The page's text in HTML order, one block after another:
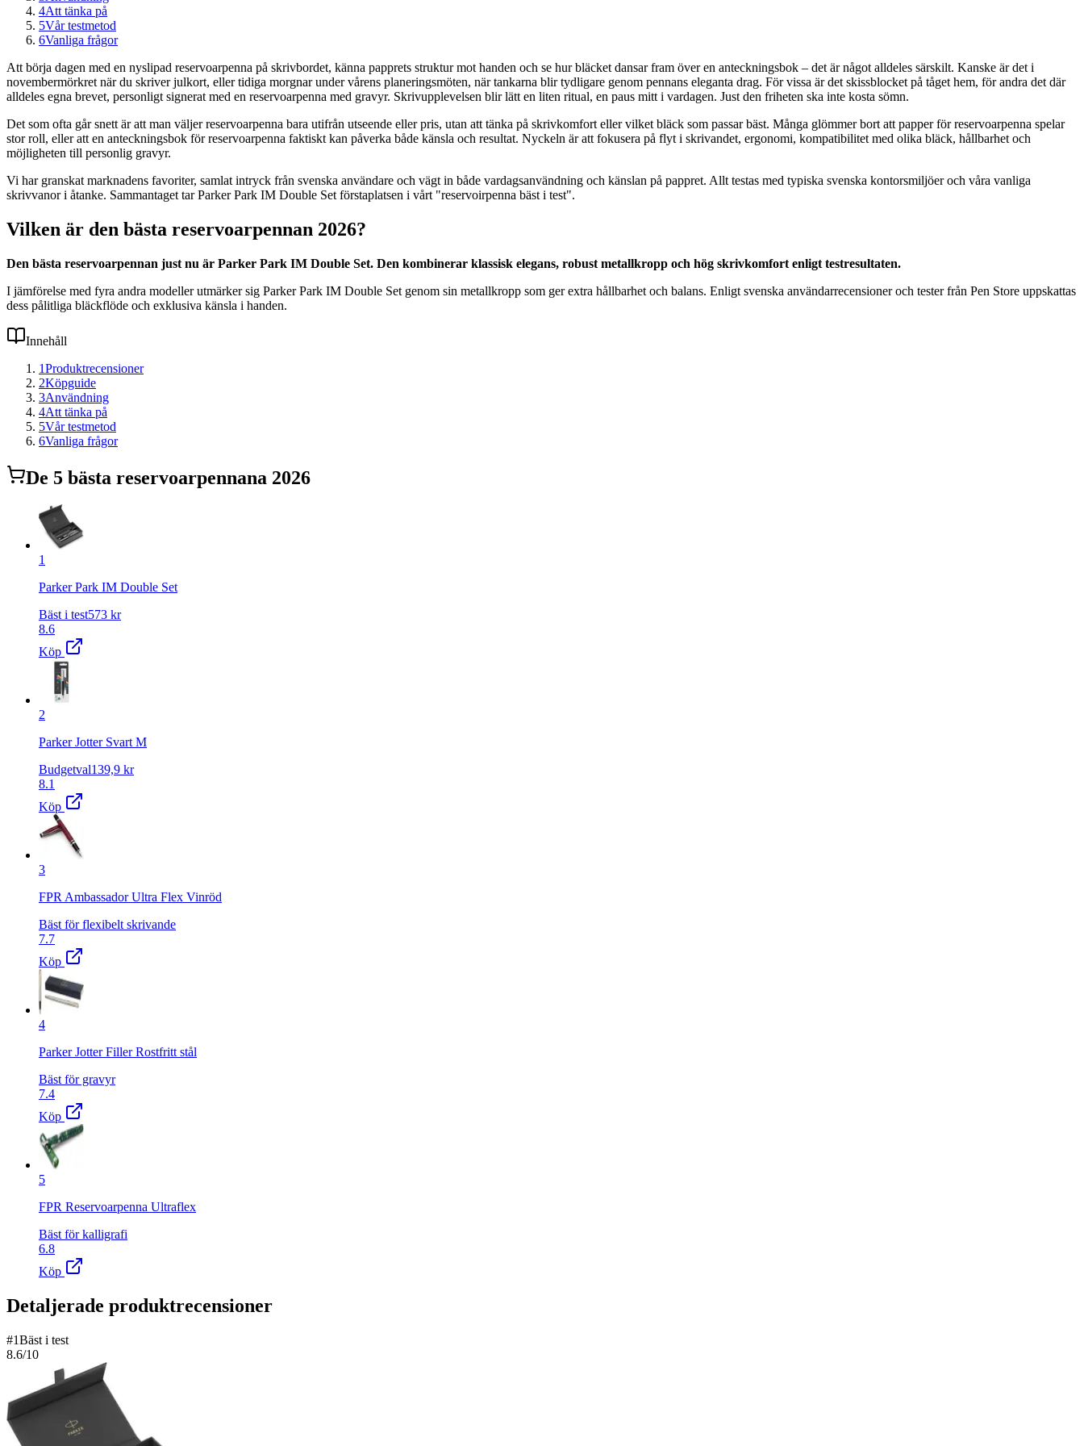
4Att tänka på
5Vår testmetod
6Vanliga frågor
Att börja dagen med en nyslipad reservoarpenna på skrivbordet, känna papprets struktur mot handen och se hur bläcket dansar fram över en anteckningsbok – det är något alldeles särskilt. Kanske är det i
novembermörkret när du skriver julkort, eller tidiga morgnar under vårens planeringsmöten, när tankarna blir tydligare genom pennans eleganta drag. För vissa är det skissblocket på tåget hem, för andra det där
alldeles egna brevet, personligt signerat med en reservoarpenna med gravyr. Skrivupplevelsen blir lätt en liten ritual, en paus mitt i vardagen. Just den friheten ska inte kosta sömn.
Det som ofta går snett är att man väljer reservoarpenna bara utifrån utseende eller pris, utan att tänka på skrivkomfort eller vilket bläck som passar bäst. Många glömmer bort att papper för reservoarpenna spelar
stor roll, eller att en anteckningsbok för reservoarpenna faktiskt kan påverka både känsla och resultat. Nyckeln är att fokusera på flyt i skrivandet, ergonomi, kompatibilitet med olika bläck, hållbarhet och
möjligheten till personlig gravyr.
Vi har granskat marknadens favoriter, samlat intryck från svenska användare och vägt in både vardagsanvändning och känslan på pappret. Allt testas med typiska svenska kontorsmiljöer och våra vanliga
skrivvanor i åtanke. Sammantaget tar Parker Park IM Double Set förstaplatsen i vårt "reservoirpenna bäst i test".
Vilken är den bästa reservoarpennan 2026?
Den bästa reservoarpennan just nu är Parker Park IM Double Set. Den kombinerar klassisk elegans, robust metallkropp och hög skrivkomfort enligt testresultaten.
I jämförelse med fyra andra modeller utmärker sig Parker Park IM Double Set genom sin metallkropp som ger extra hållbarhet och balans. Enligt svenska användarrecensioner och tester från Pen Store uppskattas
dess pålitliga bläckflöde och exklusiva känsla i handen.
Innehåll
1Produktrecensioner
2Köpguide
3Användning
4Att tänka på
5Vår testmetod
6Vanliga frågor
De 5 bästa reservoarpennana 2026
1
Parker Park IM Double Set
Bäst i test573 kr
8.6
Köp
2
Parker Jotter Svart M
Budgetval139,9 kr
8.1
Köp
3
FPR Ambassador Ultra Flex Vinröd
Bäst för flexibelt skrivande
7.7
Köp
4
Parker Jotter Filler Rostfritt stål
Bäst för gravyr
7.4
Köp
5
FPR Reservoarpenna Ultraflex
Bäst för kalligrafi
6.8
Köp
Detaljerade produktrecensioner
#1Bäst i test
8.6/10